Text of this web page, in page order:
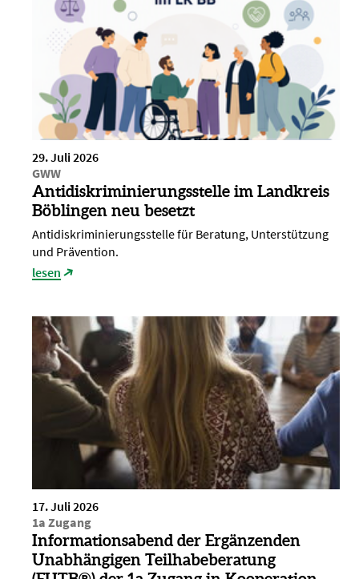
29. Juli 2026
GWW
Antidiskriminierungsstelle im Landkreis
Böblingen neu besetzt
Antidiskriminierungsstelle für Beratung, Unterstützung
und Prävention.
lesen
17. Juli 2026
1a Zugang
Informationsabend der Ergänzenden
Unabhängigen Teilhabeberatung